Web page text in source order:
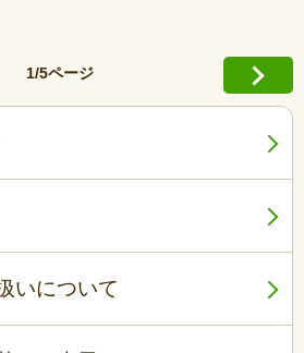
1/5ページ
いについて